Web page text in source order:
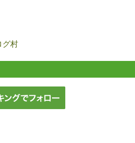
グ村